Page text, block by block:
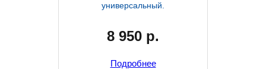
универсальный.
8 950 р.
Подробнее